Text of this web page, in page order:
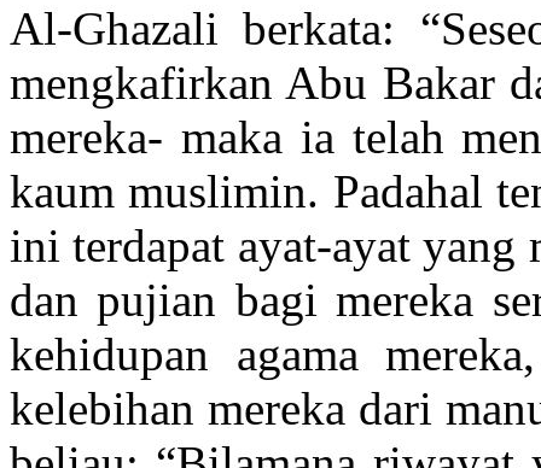
Al-Ghazali berkata:
mengkafirkan Abu Bakar
mereka- maka ia telah
kaum muslimin. Padahal
ini terdapat ayat-ayat yang
dan pujian bagi mereka
kehidupan agama
kelebihan mereka dari